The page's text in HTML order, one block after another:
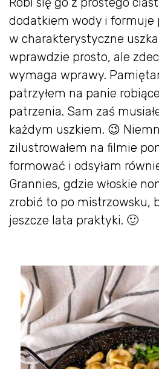
dodatkiem wody i formuje
w charakterystyczne
wprawdzie prosto, ale
wymaga wprawy.
patrzyłem na panie
patrzenia. Sam zaś
każdym uszkiem. 😉
zilustrowałem na filmie
formować i odsyłam
Grannies, gdzie włoskie
zrobić to po mistrzowsku,
jeszcze lata praktyki. 🙂